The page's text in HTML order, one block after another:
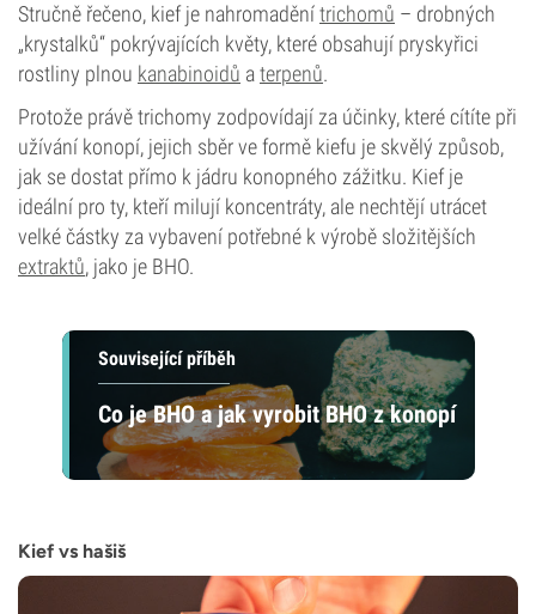
Stručně řečeno, kief je nahromaděnítrichomů – drobných
„krystalků“ pokrývajících květy, které obsahují pryskyřici
rostliny plnou kanabinoidů aterpenů.
Protože právě trichomy zodpovídají za účinky, které cítíte při
užívání konopí, jejich sběr ve formě kiefu je skvělý způsob,
jak se dostat přímo k jádru konopného zážitku. Kief je
ideální pro ty, kteří milují koncentráty, ale nechtějí utrácet
velké částky za vybavení potřebné k výrobě složitějších
extraktů, jako je BHO.
Související příběh
Co je BHO a jak vyrobit BHO z konopí
Kief vs hašiš